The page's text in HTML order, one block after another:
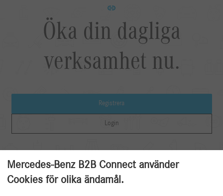
Öka din dagliga
verksamhet nu.
Login
Registrera
Mercedes-Benz B2B Connect använder
Cookies för olika ändamål.